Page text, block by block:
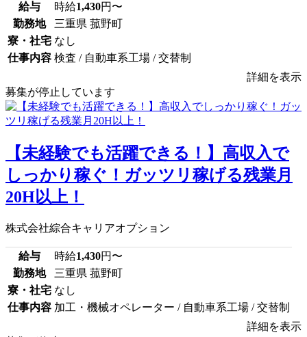
給与 時給1,430円〜
勤務地
三重県 菰野町
寮・社宅 なし
仕事内容 検査 / 自動車系工場 / 交替制
詳細を表示
募集が停止しています
【未経験でも活躍できる！】高収入で
しっかり稼ぐ！ガッツリ稼げる残業月
20H以上！
株式会社綜合キャリアオプション
給与 時給1,430円〜
勤務地
三重県 菰野町
寮・社宅 なし
仕事内容 加工・機械オペレーター / 自動車系工場 / 交替制
詳細を表示